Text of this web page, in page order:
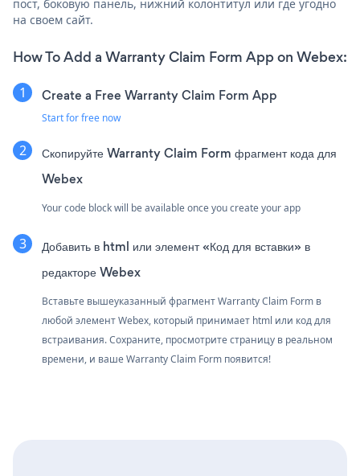
пост, боковую панель, нижний колонтитул или где угодно
на своем сайт.
How To Add a Warranty Claim Form App on Webex:
Create a Free Warranty Claim Form App
Start for free now
Скопируйте Warranty Claim Form фрагмент кода для
Webex
Your code block will be available once you create your app
Добавить в html или элемент «Код для вставки» в
редакторе Webex
Вставьте вышеуказанный фрагмент Warranty Claim Form в
любой элемент Webex, который принимает html или код для
встраивания. Сохраните, просмотрите страницу в реальном
времени, и ваше Warranty Claim Form появится!